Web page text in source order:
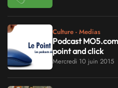
Culture - Medias
Podcast
point and click
Mercredi 10 juin 2015